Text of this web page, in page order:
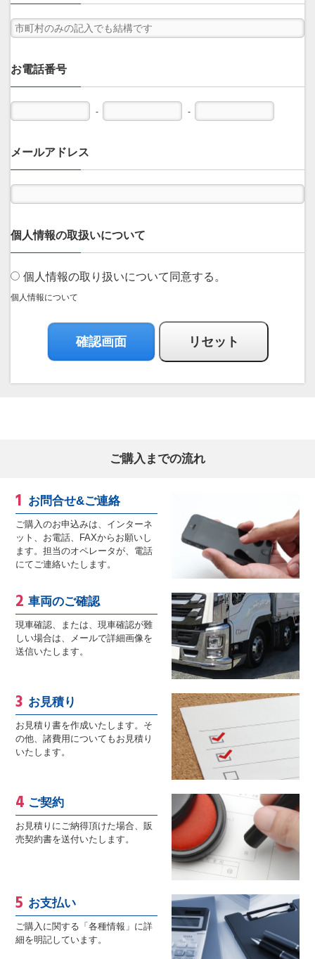
お電話番号
- -
メールアドレス
個人情報の取扱いについて
個人情報の取り扱いについて同意する。
個人情報について
ご購入までの流れ
お問合せ&ご連絡
ご購入のお申込みは、インターネ
ット、お電話、FAXからお願いし
ます。担当のオペレータが、電話
にてご連絡いたします。
車両のご確認
現車確認、または、現車確認が難
しい場合は、メールで詳細画像を
送信いたします。
お見積り
お見積り書を作成いたします。そ
の他、諸費用についてもお見積り
いたします。
ご契約
お見積りにご納得頂けた場合、販
売契約書を送付いたします。
お支払い
ご購入に関する「各種情報」に詳
細を明記しています。